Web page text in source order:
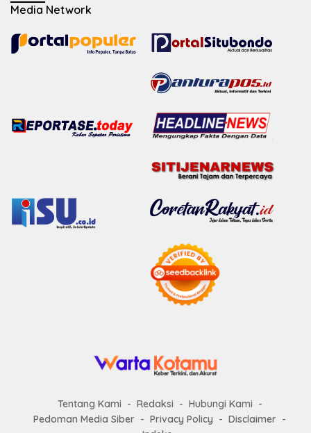
Media Network
Tentang Kami Redaksi
Hubungi Kami
Pedoman Media Siber
Privacy Policy
Disclaimer